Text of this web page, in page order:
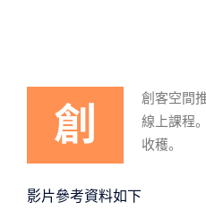
創
創客空間
線上課程
收穫。
影片參考資料如下